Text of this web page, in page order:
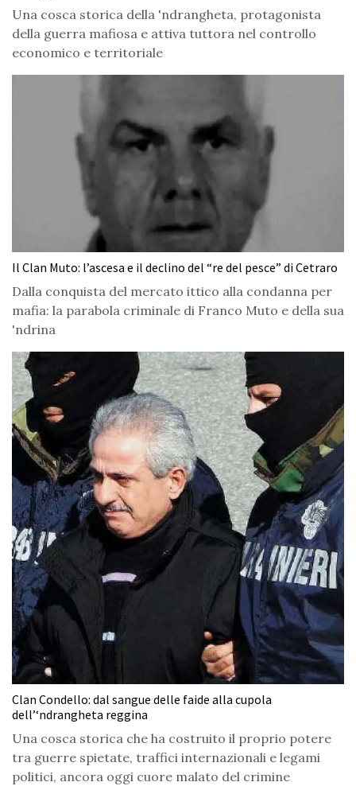
Una cosca storica della 'ndrangheta, protagonista
della guerra mafiosa e attiva tuttora nel controllo
economico e territoriale
Il Clan Muto: l’ascesa e il declino del “re del pesce” di Cetraro
Dalla conquista del mercato ittico alla condanna per
mafia: la parabola criminale di Franco Muto e della sua
'ndrina
Clan Condello: dal sangue delle faide alla cupola
dell’‘ndrangheta reggina
Una cosca storica che ha costruito il proprio potere
tra guerre spietate, traffici internazionali e legami
politici, ancora oggi cuore malato del crimine